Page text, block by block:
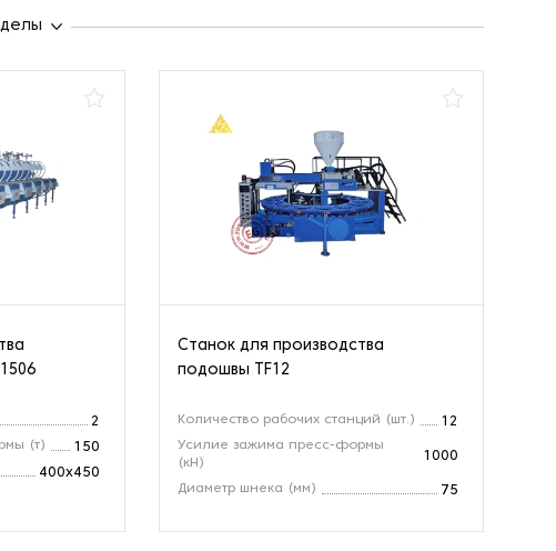
2
(т)
150
400х450
Станок для производства
подошвы TF12
Количество рабочих станций (шт.)
12
Усилие зажима пресс-формы
(кН)
1000
Диаметр шнека (мм) 75